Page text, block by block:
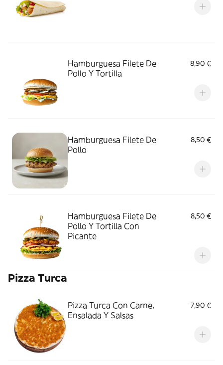
Hamburguesa Filete De
Pollo Y Tortilla
8,90 €
Hamburguesa Filete De
Pollo
8,50 €
Hamburguesa Filete De
Pollo Y Tortilla Con
Picante
8,50 €
Pizza Turca
Pizza Turca Con Carne,
Ensalada Y Salsas
7,90 €